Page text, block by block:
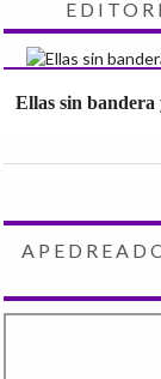
Ellas sin bandera